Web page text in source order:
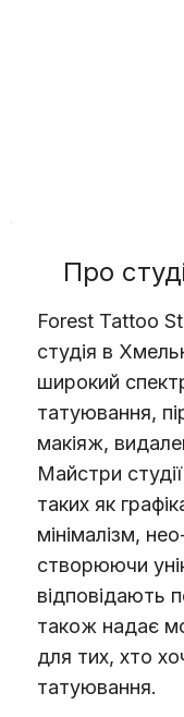
Про
Forest Tattoo
студія в
широкий
татуювання,
макіяж,
Майстри
таких як
мінімалізм,
створюючи
відповідають
також надає
для тих, хто
татуювання.